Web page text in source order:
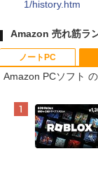
1/history.htm
Amazon 売れ筋ラ
ノートPC
Amazon PCソフト